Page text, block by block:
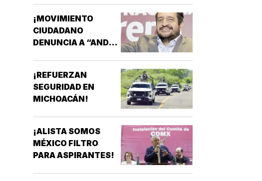
¡MOVIMIENTO
CIUDADANO
DENUNCIA A “ANDY”
¡REFUERZAN
SEGURIDAD EN
MICHOACÁN!
¡ALISTA SOMOS
MÉXICO FILTRO
PARA ASPIRANTES!